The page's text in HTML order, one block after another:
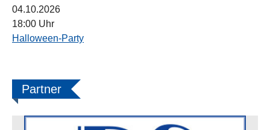
04.10.2026
18:00 Uhr
Halloween-Party
Partner